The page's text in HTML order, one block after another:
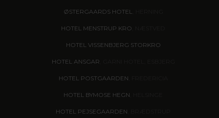
ØSTERGAARDS HOTEL
HOTEL MENSTRUP KRO
HOTEL VISSENBJERG STORKRO
HOTEL ANSGAR
HOTEL POSTGAARDEN
HOTEL BYMOSE HEGN
HOTEL PEJSEGAARDEN